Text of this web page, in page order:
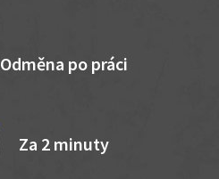
Odměna po práci
Za 2 minuty